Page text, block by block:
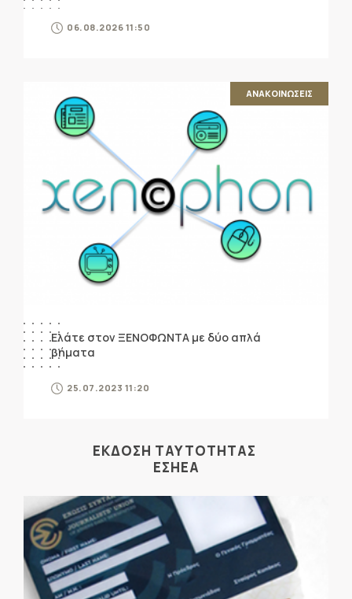
06.08.2026 11:50
ΑΝΑΚΟΙΝΩΣΕΙΣ
Ελάτε στον ΞΕΝΟΦΩΝΤΑ με δύο απλά
βήματα
25.07.2023 11:20
ΕΚΔΟΣΗ ΤΑΥΤΟΤΗΤΑΣ
ΕΣΗΕΑ